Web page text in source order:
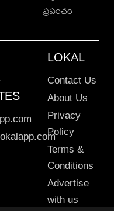
ప్రపంచం
LOKAL
Contact Us
About Us
Privacy
Policy
Terms &
Conditions
Advertise
with us